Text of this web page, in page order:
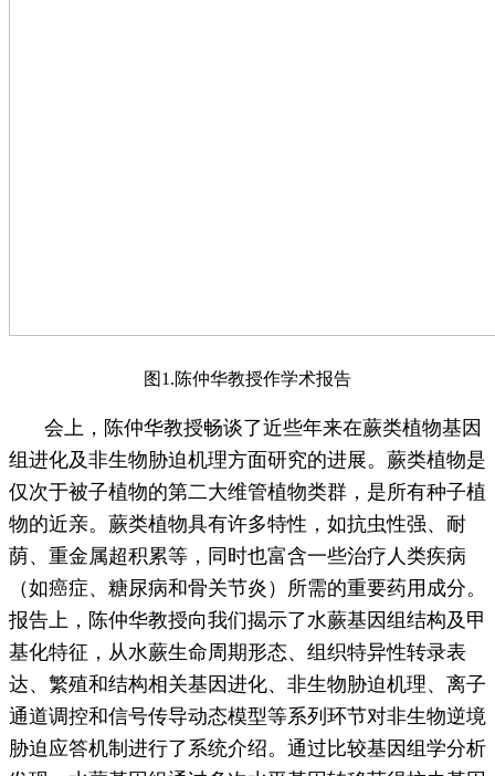
图1.陈仲华教授作学术报告
会上，陈仲华教授畅谈了近些年来在蕨类植物基因
组进化及非生物胁迫机理方面研究的进展。蕨类植物是
仅次于被子植物的第二大维管植物类群，是所有种子植
物的近亲。蕨类植物具有许多特性，如抗虫性强、耐
荫、重金属超积累等，同时也富含一些治疗人类疾病
（如癌症、糖尿病和骨关节炎）所需的重要药用成分。
报告上，陈仲华教授向我们揭示了水蕨基因组结构及甲
基化特征，从水蕨生命周期形态、组织特异性转录表
达、繁殖和结构相关基因进化、非生物胁迫机理、离子
通道调控和信号传导动态模型等系列环节对非生物逆境
胁迫应答机制进行了系统介绍。通过比较基因组学分析